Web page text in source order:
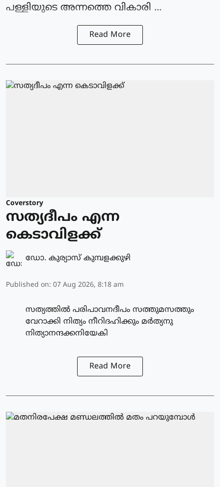
പള്ളിയുടെ അന്നത്തെ വികാരി ...
Read More
Coverstory
സത്യദീപം എന്ന
കെടാവിളക്ക്
ഡോ. കുര്യാസ് കുമ്പളക്കുഴി
Published on: 07 Aug 2026, 8:18 am
സത്യത്തിൽ പരിപാവനദീപം സത്തുമസത്തും
വേറാക്കി നിത്യം നീറിദഹിക്കും മർത്യനു
നിത്യാനന്ദക്കനിയേകി
Read More